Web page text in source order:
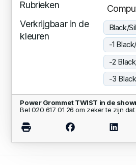
Rubrieken
Verkrijgbaar in de
kleuren
Black/
-1
-2
-3
Power Grommet TWIST in de
Bel 020 617 01 26 om zeker te zijn